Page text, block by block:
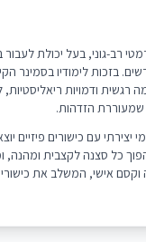
רב-גוני, בעל יכולת לעבור
בזכות לימודיו בסמינר
רגשית ודמויות
הזדהות.
עם כישורים פיזיים
כל סצנה לקצבית ומהנה,
וקסם אישי, המשלב את